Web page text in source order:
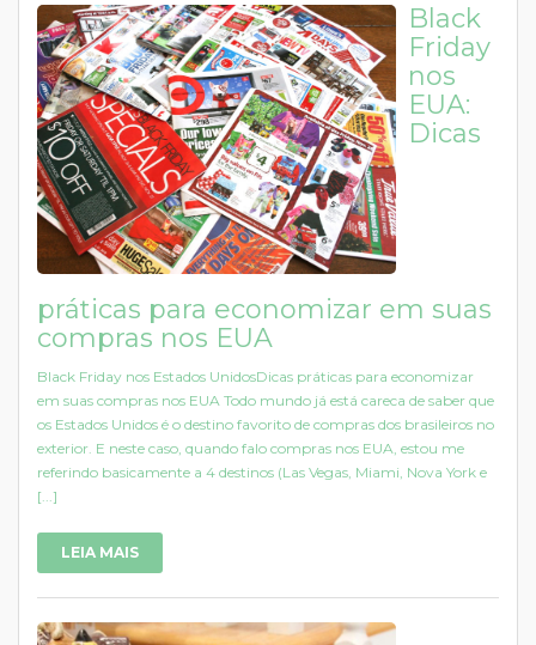
Black
Friday
nos
EUA:
Dicas
práticas para economizar em suas
compras nos EUA
Black Friday nos Estados UnidosDicas práticas para economizar
em suas compras nos EUA Todo mundo já está careca de saber que
os Estados Unidos é o destino favorito de compras dos brasileiros no
exterior. E neste caso, quando falo compras nos EUA, estou me
referindo basicamente a 4 destinos (Las Vegas, Miami, Nova York e
[...]
LEIA MAIS